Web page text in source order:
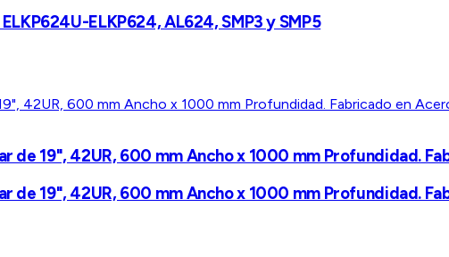
ELKP624, AL624, SMP3 y SMP5
de 19", 42UR, 600 mm Ancho x 1000 mm Profundidad.
de 19", 42UR, 600 mm Ancho x 1000 mm Profundidad.